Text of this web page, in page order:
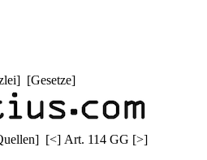
] [Gesetze]
] [<] Art. 114 GG [>]